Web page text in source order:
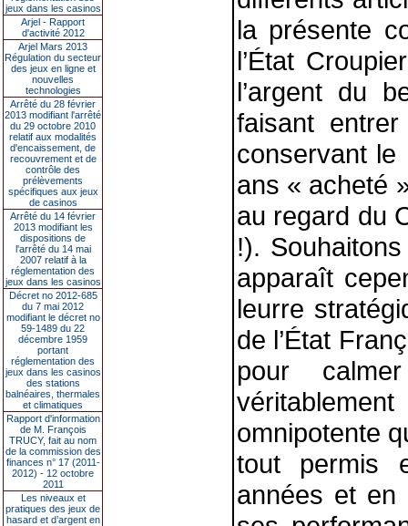
jeux dans les casinos
Arjel - Rapport
d'activité 2012
Arjel Mars 2013
Régulation du secteur
des jeux en ligne et
nouvelles
technologies
Arrêté du 28 février
2013 modifiant l'arrêté
du 29 octobre 2010
relatif aux modalités
d'encaissement, de
recouvrement et de
contrôle des
prélèvements
spécifiques aux jeux
de casinos
Arrêté du 14 février
2013 modifiant les
dispositions de
l'arrêté du 14 mai
2007 relatif à la
réglementation des
jeux dans les casinos
Décret no 2012-685
du 7 mai 2012
modifiant le décret no
59-1489 du 22
décembre 1959
portant
réglementation des
jeux dans les casinos
des stations
balnéaires, thermales
et climatiques
Rapport d'information
de M. François
TRUCY, fait au nom
de la commission des
finances n° 17 (2011-
2012) - 12 octobre
2011
Les niveaux et
pratiques des jeux de
hasard et d’argent en
la présente
l’État
l’argent du
faisant
conservant
ans « acheté
au regard du
!).
apparaît
leurre
de l’État
pour
omnipotente
tout permis
années et en